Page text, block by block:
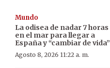
Mundo
La odisea de nadar 7 horas
en el mar para llegar a
España y “cambiar de vida”
Agosto 8, 2026 11:22 a. m.